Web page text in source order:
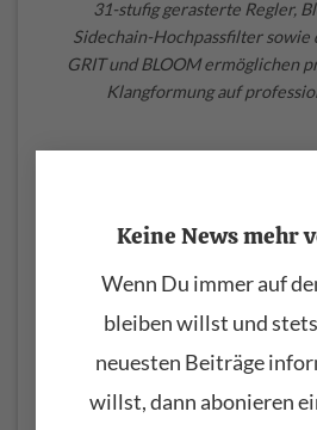
Keine News mehr
Wenn Du immer auf
bleiben willst und
neuesten Beiträge
willst, dann abonieren
31-stufig gerasterte Regler,
Sidechain-Hochpassfilter
GRIT und BLOOM ermöglichen
Klangformung auf
verfügen, verändert sich
wahrgenommene Klangbalance.
übernimmt dadurch teilweise
einem Equalizer zufallen würden.
eine Art tonale Gesamtformung,
einen EQ einzusetzen.